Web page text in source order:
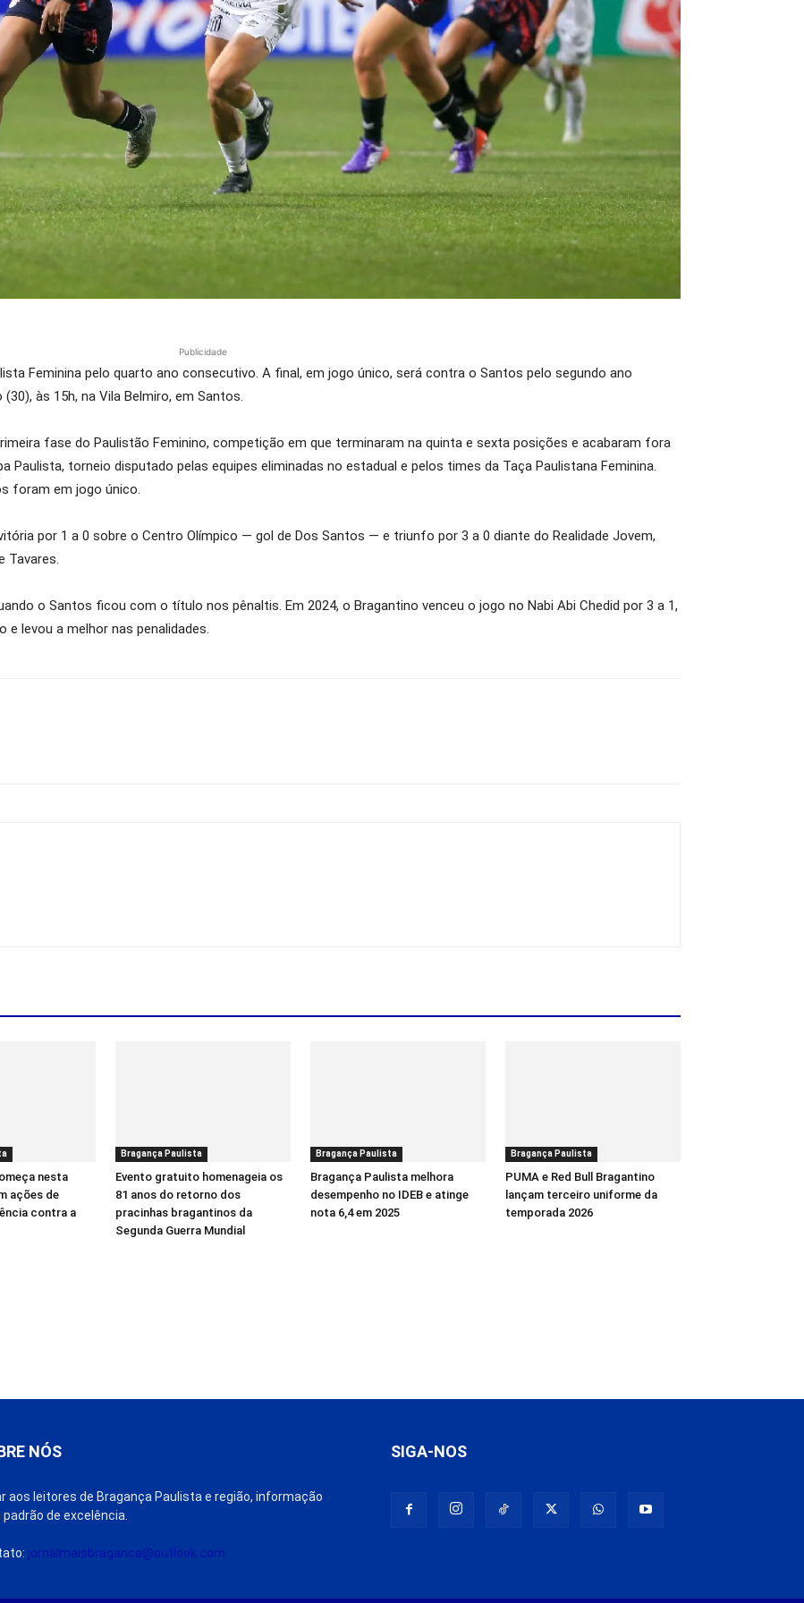
Publicidade
Feminina pelo quarto ano consecutivo. A final, em jogo único, será contra o Santos pelo segundo ano
às 15h, na Vila Belmiro, em Santos.
fase do Paulistão Feminino, competição em que terminaram na quinta e sexta posições e acabaram fora
Paulista, torneio disputado pelas equipes eliminadas no estadual e pelos times da Taça Paulistana Feminina.
foram em jogo único.
por 1 a 0 sobre o Centro Olímpico — gol de Dos Santos — e triunfo por 3 a 0 diante do Realidade Jovem,
Tavares.
o Santos ficou com o título nos pênaltis. Em 2024, o Bragantino venceu o jogo no Nabi Abi Chedid por 3 a 1,
e levou a melhor nas penalidades.
nesta
ações de
contra a
Bragança Paulista
Evento gratuito homenageia os
81 anos do retorno dos
pracinhas bragantinos da
Segunda Guerra Mundial
Bragança Paulista
Bragança Paulista melhora
desempenho no IDEB e atinge
nota 6,4 em 2025
Bragança Paulista
PUMA e Red Bull Bragantino
lançam terceiro uniforme da
temporada 2026
NÓS
aos leitores de Bragança Paulista e região, informação
de excelência.
jornalmaisbraganca@outlook.com
SIGA-NOS